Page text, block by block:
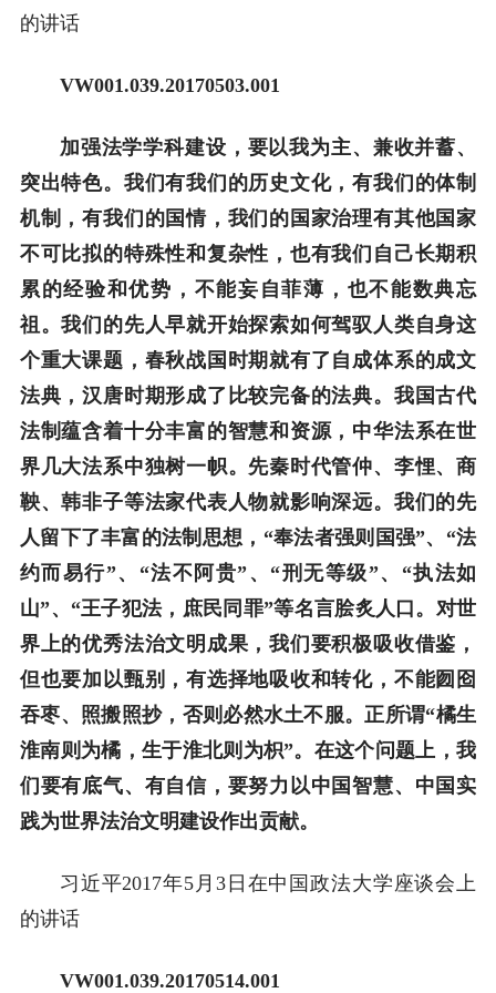
的讲话
VW001.039.20170503.001
加强法学学科建设，要以我为主、兼收并蓄、
突出特色。我们有我们的历史文化，有我们的体制
机制，有我们的国情，我们的国家治理有其他国家
不可比拟的特殊性和复杂性，也有我们自己长期积
累的经验和优势，不能妄自菲薄，也不能数典忘
祖。我们的先人早就开始探索如何驾驭人类自身这
个重大课题，春秋战国时期就有了自成体系的成文
法典，汉唐时期形成了比较完备的法典。我国古代
法制蕴含着十分丰富的智慧和资源，中华法系在世
界几大法系中独树一帜。先秦时代管仲、李悝、商
鞅、韩非子等法家代表人物就影响深远。我们的先
人留下了丰富的法制思想，“奉法者强则国强”、“法
约而易行”、“法不阿贵”、“刑无等级”、“执法如
山”、“王子犯法，庶民同罪”等名言脍炙人口。对世
界上的优秀法治文明成果，我们要积极吸收借鉴，
但也要加以甄别，有选择地吸收和转化，不能囫囵
吞枣、照搬照抄，否则必然水土不服。正所谓“橘生
淮南则为橘，生于淮北则为枳”。在这个问题上，我
们要有底气、有自信，要努力以中国智慧、中国实
践为世界法治文明建设作出贡献。
习近平2017年5月3日在中国政法大学座谈会上
的讲话
VW001.039.20170514.001